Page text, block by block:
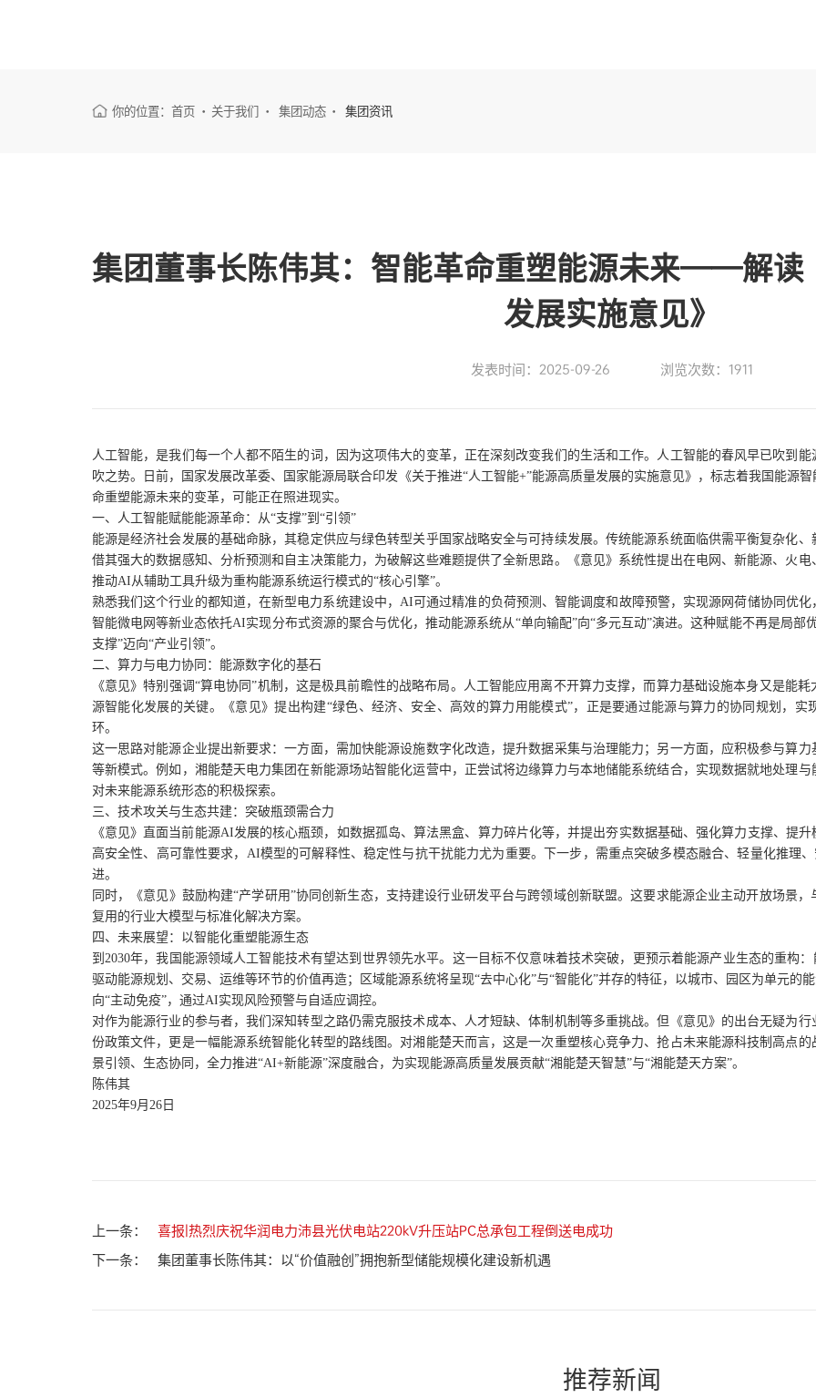
你的位置： 首页 关于我们 集团动态 集团资讯
集团董事长陈伟其：智能革命重塑能源未来——解读
发展实施意见》
发表时间：2025-09-26 浏览次数：1911
人工智能，是我们每一个人都不陌生的词，因为这项伟大的变革，正在深刻改变我们的生活和工作。人工智能的春风早已吹到
吹之势。日前，国家发展改革委、国家能源局联合印发《关于推进“人工智能+”能源高质量发展的实施意见》，标志着我国能源
命重塑能源未来的变革，可能正在照进现实。
一、人工智能赋能能源革命：从“支撑”到“引领”
能源是经济社会发展的基础命脉，其稳定供应与绿色转型关乎国家战略安全与可持续发展。传统能源系统面临供需平衡复杂化
借其强大的数据感知、分析预测和自主决策能力，为破解这些难题提供了全新思路。《意见》系统性提出在电网、新能源、火
推动AI从辅助工具升级为重构能源系统运行模式的“核心引擎”。
熟悉我们这个行业的都知道，在新型电力系统建设中，AI可通过精准的负荷预测、智能调度和故障预警，实现源网荷储协同优
智能微电网等新业态依托AI实现分布式资源的聚合与优化，推动能源系统从“单向输配”向“多元互动”演进。这种赋能不再是局
支撑”迈向“产业引领”。
二、算力与电力协同：能源数字化的基石
《意见》特别强调“算电协同”机制，这是极具前瞻性的战略布局。人工智能应用离不开算力支撑，而算力基础设施本身又是能
源智能化发展的关键。《意见》提出构建“绿色、经济、安全、高效的算力用能模式”，正是要通过能源与算力的协同规划，
环。
这一思路对能源企业提出新要求：一方面，需加快能源设施数字化改造，提升数据采集与治理能力；另一方面，应积极参与算
等新模式。例如，湘能楚天电力集团在新能源场站智能化运营中，正尝试将边缘算力与本地储能系统结合，实现数据就地处理
对未来能源系统形态的积极探索。
三、技术攻关与生态共建：突破瓶颈需合力
《意见》直面当前能源AI发展的核心瓶颈，如数据孤岛、算法黑盒、算力碎片化等，并提出夯实数据基础、强化算力支撑、提
高安全性、高可靠性要求，AI模型的可解释性、稳定性与抗干扰能力尤为重要。下一步，需重点突破多模态融合、轻量化推理
进。
同时，《意见》鼓励构建“产学研用”协同创新生态，支持建设行业研发平台与跨领域创新联盟。这要求能源企业主动开放场景
复用的行业大模型与标准化解决方案。
四、未来展望：以智能化重塑能源生态
到2030年，我国能源领域人工智能技术有望达到世界领先水平。这一目标不仅意味着技术突破，更预示着能源产业生态的重构
驱动能源规划、交易、运维等环节的价值再造；区域能源系统将呈现“去中心化”与“智能化”并存的特征，以城市、园区为单元的
向“主动免疫”，通过AI实现风险预警与自适应调控。
对作为能源行业的参与者，我们深知转型之路仍需克服技术成本、人才短缺、体制机制等多重挑战。但《意见》的出台无疑为
份政策文件，更是一幅能源系统智能化转型的路线图。对湘能楚天而言，这是一次重塑核心竞争力、抢占未来能源科技制高点
景引领、生态协同，全力推进“AI+新能源”深度融合，为实现能源高质量发展贡献“湘能楚天智慧”与“湘能楚天方案”。
陈伟其
2025年9月26日
上一条：
喜报|热烈庆祝华润电力沛县光伏电站220kV升压站PC总承包工程倒送电成功
下一条：
集团董事长陈伟其：以“价值融创”拥抱新型储能规模化建设新机遇
推荐新闻